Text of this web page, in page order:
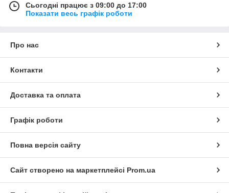
Сьогодні працює з 09:00 до 17:00
Показати весь графік роботи
Про нас
Контакти
Доставка та оплата
Графік роботи
Повна версія сайту
Сайт створено на маркетплейсі Prom.ua